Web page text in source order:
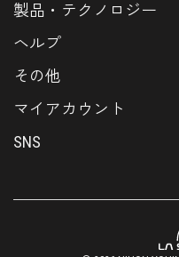
製品・テクノロジー
ヘルプ
その他
マイアカウント
SNS